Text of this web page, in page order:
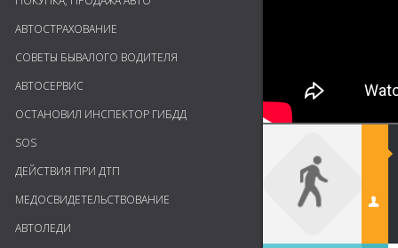
АВТОСТРАХОВАНИЕ
СОВЕТЫ БЫВАЛОГО ВОДИТЕЛЯ
АВТОСЕРВИС
ОСТАНОВИЛ ИНСПЕКТОР ГИБДД
SOS
ДЕЙСТВИЯ ПРИ ДТП
МЕДОСВИДЕТЕЛЬСТВОВАНИЕ
АВТОЛЕДИ